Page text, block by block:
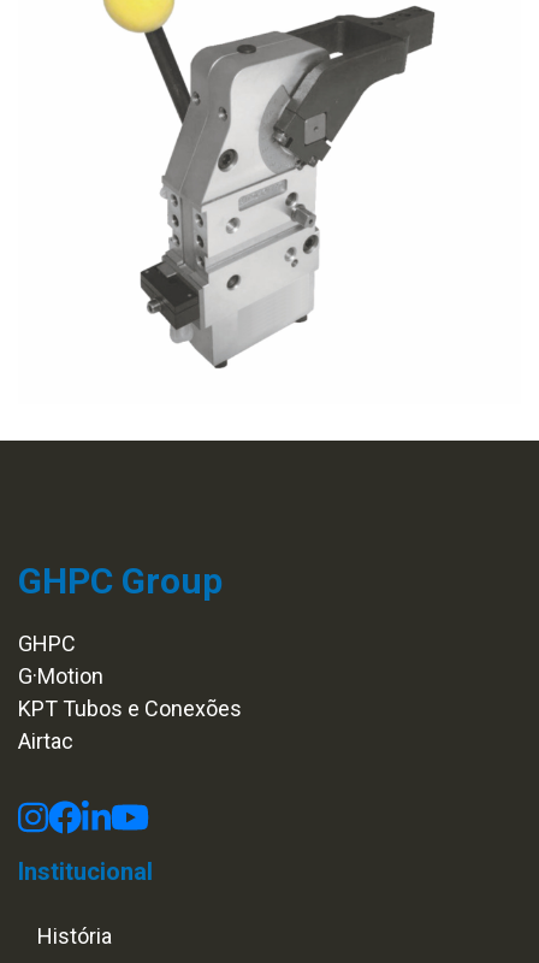
GHPC Group
GHPC
G·Motion
KPT Tubos e Conexões
Airtac
Institucional
História